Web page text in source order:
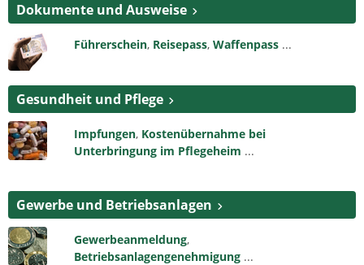
Dokumente und Ausweise
Führerschein, Reisepass,Waffenpass ...
Gesundheit und Pflege
Impfungen, Kostenübernahme bei
Unterbringung im Pflegeheim ...
Gewerbe und Betriebsanlagen
Gewerbeanmeldung,
Betriebsanlagengenehmigung ...